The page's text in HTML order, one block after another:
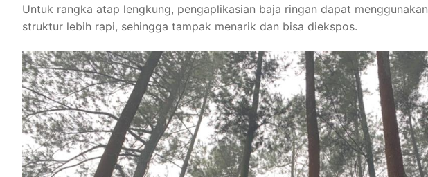
Untuk rangka atap lengkung, pengaplikasian baja ringan dapat
struktur lebih rapi, sehingga tampak menarik dan bisa diekspos.